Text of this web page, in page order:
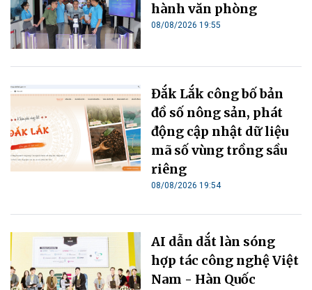
hành văn phòng
08/08/2026 19:55
Đắk Lắk công bố bản
đồ số nông sản, phát
động cập nhật dữ liệu
mã số vùng trồng sầu
riêng
08/08/2026 19:54
AI dẫn dắt làn sóng
hợp tác công nghệ Việt
Nam - Hàn Quốc